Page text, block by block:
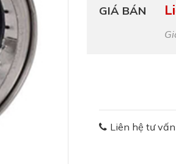
GIÁ BÁN
Liên hệ tư vấn